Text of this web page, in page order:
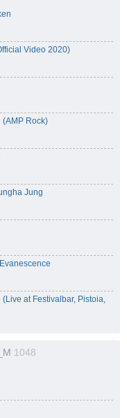
Video 2020)
(AMP Rock)
Jung
at Festivalbar, Pistoia,
1048